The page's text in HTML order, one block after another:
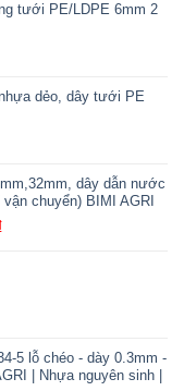
tưới PE/LDPE 6mm 2
dẻo, dây tưới PE
dây dẫn nước
chuyển) BIMI AGRI
Khoảng
5 lỗ chéo - dày 0.3mm -
| Nhựa nguyên sinh |